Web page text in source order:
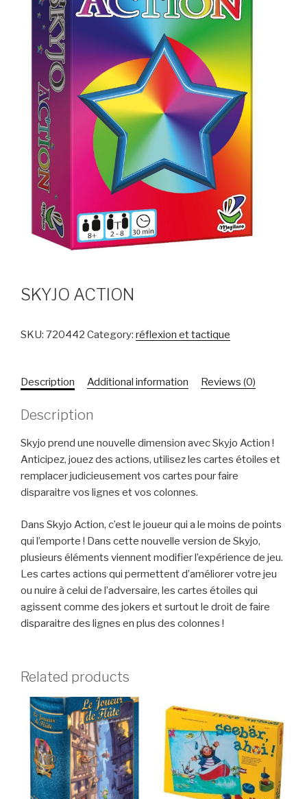
SKYJO ACTION
SKU: 720442 Category: réflexion et tactique
Description Additional information Reviews (0)
Description
Skyjo prend une nouvelle dimension avec Skyjo Action !
Anticipez, jouez des actions, utilisez les cartes étoiles et
remplacer judicieusement vos cartes pour faire
disparaitre vos lignes et vos colonnes.
Dans Skyjo Action, c’est le joueur qui a le moins de points
qui l’emporte ! Dans cette nouvelle version de Skyjo,
plusieurs éléments viennent modifier l’expérience de jeu.
Les cartes actions qui permettent d’améliorer votre jeu
ou nuire à celui de l’adversaire, les cartes étoiles qui
agissent comme des jokers et surtout le droit de faire
disparaitre des lignes en plus des colonnes !
Related products